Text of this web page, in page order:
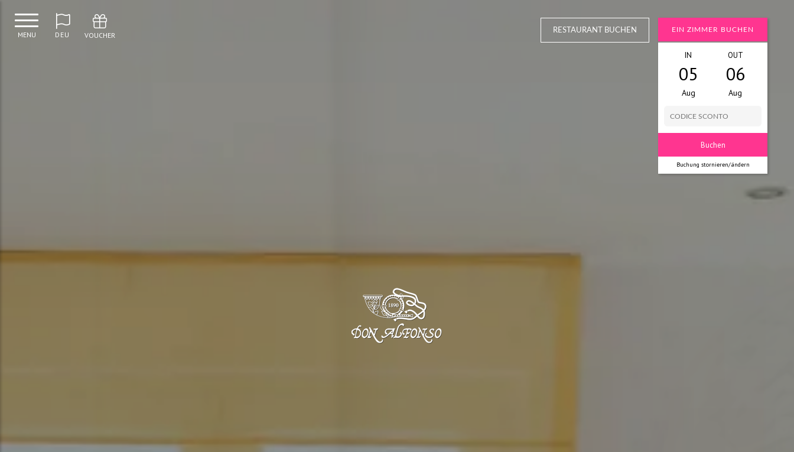
EIN ZIMMER BUCHEN
IN
05
Aug
OUT
06
Aug
Buchung stornieren/ändern
MENU DEU VOUCHER
RESTAURANT BUCHEN